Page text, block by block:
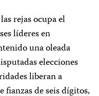
rejas ocupa el
líderes en
una oleada
elecciones
liberan a
fianzas de seis dígitos,